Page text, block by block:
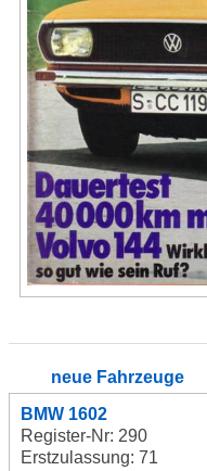
neue Fahrzeuge
BMW 1602
Register-Nr: 290
Erstzulassung: 71